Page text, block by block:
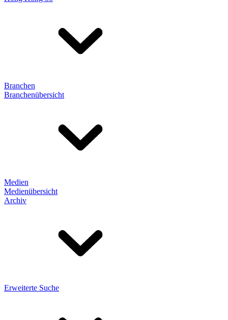
Branchen
Branchenübersicht
Medien
Medienübersicht
Archiv
Erweiterte Suche